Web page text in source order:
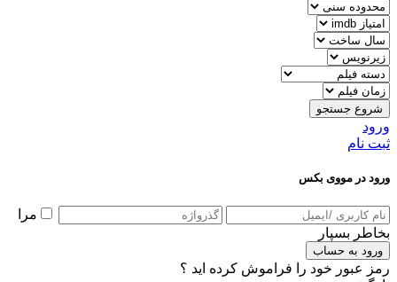
شروع جستجو
ورود
ثبت نام
ورود در مووی بکس
مرا
بخاطر بسپار
ورود به حساب
رمز عبور خود را فراموش کرده اید ؟